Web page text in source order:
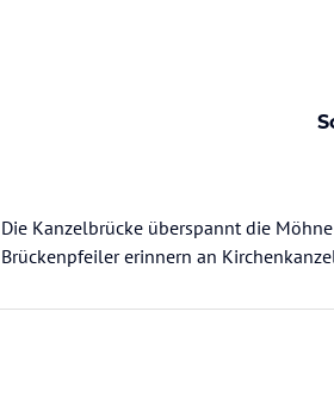
Die Kanzelbrücke überspannt die
Brückenpfeiler erinnern an